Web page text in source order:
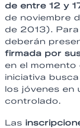
de entre 12 y
de noviembre
de 2013).
deberán
firmada por
en el
iniciativa
los jóvenes en
controlado.
Las